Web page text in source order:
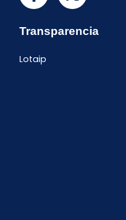
Transparencia
Lotaip